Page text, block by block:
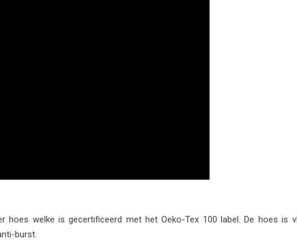
welke is gecertificeerd met het Oeko-Tex 100 label. De hoes is
burst.